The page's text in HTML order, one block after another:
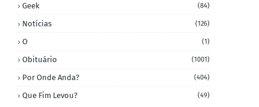
Geek (84)
Notícias (126)
O (1)
Obituário (1001)
Por Onde Anda? (404)
Que Fim Levou? (49)